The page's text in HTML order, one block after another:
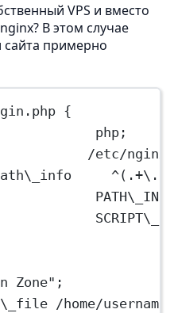
VPS и вместо
В этом случае
сайта примерно
{
php;
/etc/nginx/
Zone";
/home/